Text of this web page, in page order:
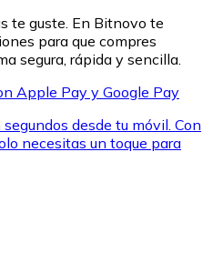
te guste. En Bitnovo te
para que compres
segura, rápida y sencilla.
Apple Pay y Google Pay
desde tu móvil. Con
necesitas un toque para